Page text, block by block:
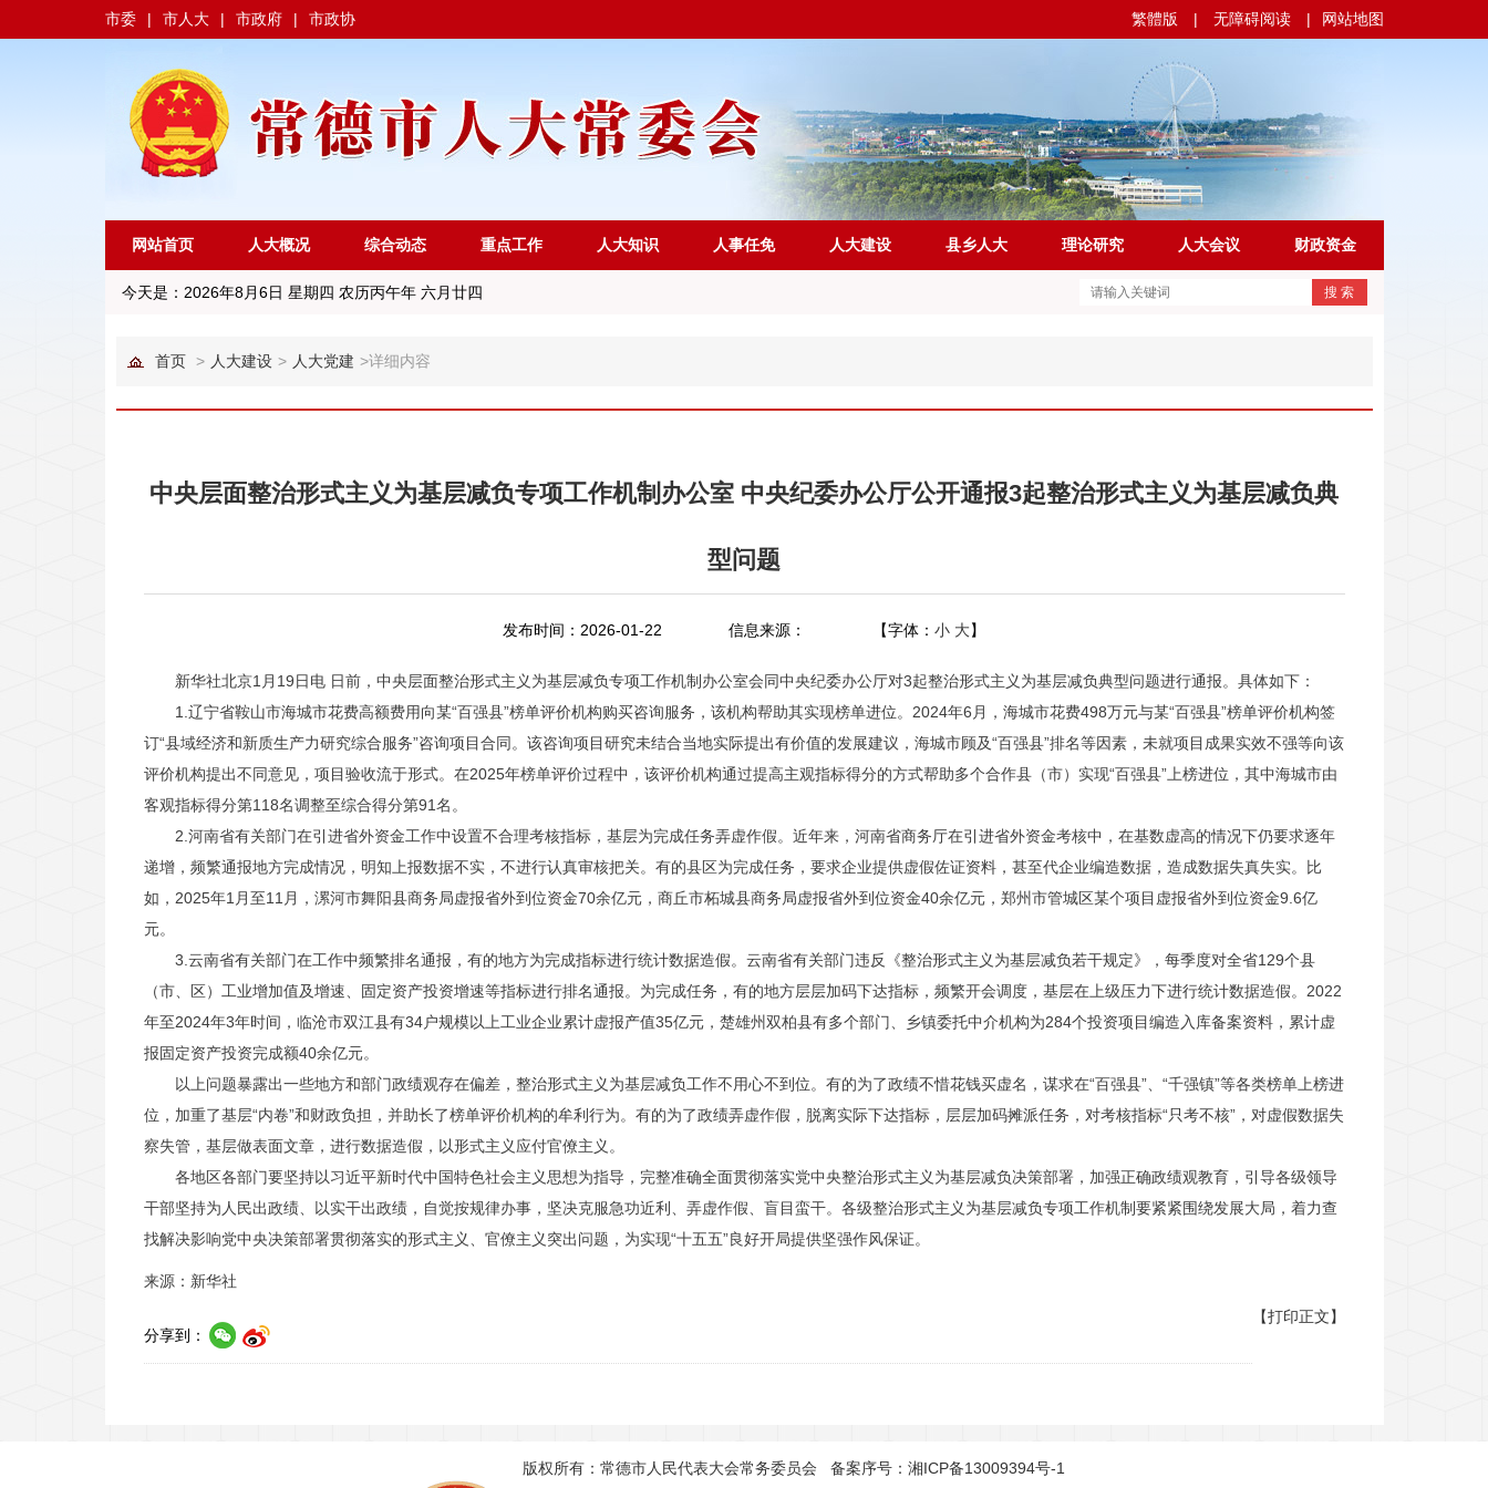
市委 | 市人大 | 市政府 | 市政协 繁體版 | 无障碍阅读 | 网站地图
网站首页 人大概况 综合动态 重点工作 人大知识 人事任免 人大建设 县乡人大 理论研究 人大会议 财政资金
搜 索
今天是： 2026年8月6日 星期四 农历丙午年 六月廿四
首页 > 人大建设 > 人大党建 >详细内容
中央层面整治形式主义为基层减负专项工作机制办公室 中央纪委办公厅公开通报3起整治形式主义为基层减负典
型问题
发布时间：2026-01-22 信息来源： 【字体： 小 大】
新华社北京1月19日电 日前，中央层面整治形式主义为基层减负专项工作机制办公室会同中央纪委办公厅对3起整治形式主义为基层减负典型问题进行通报。具体如下：
1.辽宁省鞍山市海城市花费高额费用向某“百强县”榜单评价机构购买咨询服务，该机构帮助其实现榜单进位。2024年6月，海城市花费498万元与某“百强县”榜单评价机构签
订“县域经济和新质生产力研究综合服务”咨询项目合同。该咨询项目研究未结合当地实际提出有价值的发展建议，海城市顾及“百强县”排名等因素，未就项目成果实效不强等向该
评价机构提出不同意见，项目验收流于形式。在2025年榜单评价过程中，该评价机构通过提高主观指标得分的方式帮助多个合作县（市）实现“百强县”上榜进位，其中海城市由
客观指标得分第118名调整至综合得分第91名。
2.河南省有关部门在引进省外资金工作中设置不合理考核指标，基层为完成任务弄虚作假。近年来，河南省商务厅在引进省外资金考核中，在基数虚高的情况下仍要求逐年
递增，频繁通报地方完成情况，明知上报数据不实，不进行认真审核把关。有的县区为完成任务，要求企业提供虚假佐证资料，甚至代企业编造数据，造成数据失真失实。比
如，2025年1月至11月，漯河市舞阳县商务局虚报省外到位资金70余亿元，商丘市柘城县商务局虚报省外到位资金40余亿元，郑州市管城区某个项目虚报省外到位资金9.6亿
元。
3.云南省有关部门在工作中频繁排名通报，有的地方为完成指标进行统计数据造假。云南省有关部门违反《整治形式主义为基层减负若干规定》，每季度对全省129个县
（市、区）工业增加值及增速、固定资产投资增速等指标进行排名通报。为完成任务，有的地方层层加码下达指标，频繁开会调度，基层在上级压力下进行统计数据造假。2022
年至2024年3年时间，临沧市双江县有34户规模以上工业企业累计虚报产值35亿元，楚雄州双柏县有多个部门、乡镇委托中介机构为284个投资项目编造入库备案资料，累计虚
报固定资产投资完成额40余亿元。
以上问题暴露出一些地方和部门政绩观存在偏差，整治形式主义为基层减负工作不用心不到位。有的为了政绩不惜花钱买虚名，谋求在“百强县”、“千强镇”等各类榜单上榜进
位，加重了基层“内卷”和财政负担，并助长了榜单评价机构的牟利行为。有的为了政绩弄虚作假，脱离实际下达指标，层层加码摊派任务，对考核指标“只考不核”，对虚假数据失
察失管，基层做表面文章，进行数据造假，以形式主义应付官僚主义。
各地区各部门要坚持以习近平新时代中国特色社会主义思想为指导，完整准确全面贯彻落实党中央整治形式主义为基层减负决策部署，加强正确政绩观教育，引导各级领导
干部坚持为人民出政绩、以实干出政绩，自觉按规律办事，坚决克服急功近利、弄虚作假、盲目蛮干。各级整治形式主义为基层减负专项工作机制要紧紧围绕发展大局，着力查
找解决影响党中央决策部署贯彻落实的形式主义、官僚主义突出问题，为实现“十五五”良好开局提供坚强作风保证。
来源：新华社
【打印正文】
分享到：
版权所有：常德市人民代表大会常务委员会 备案序号： 湘ICP备13009394号-1